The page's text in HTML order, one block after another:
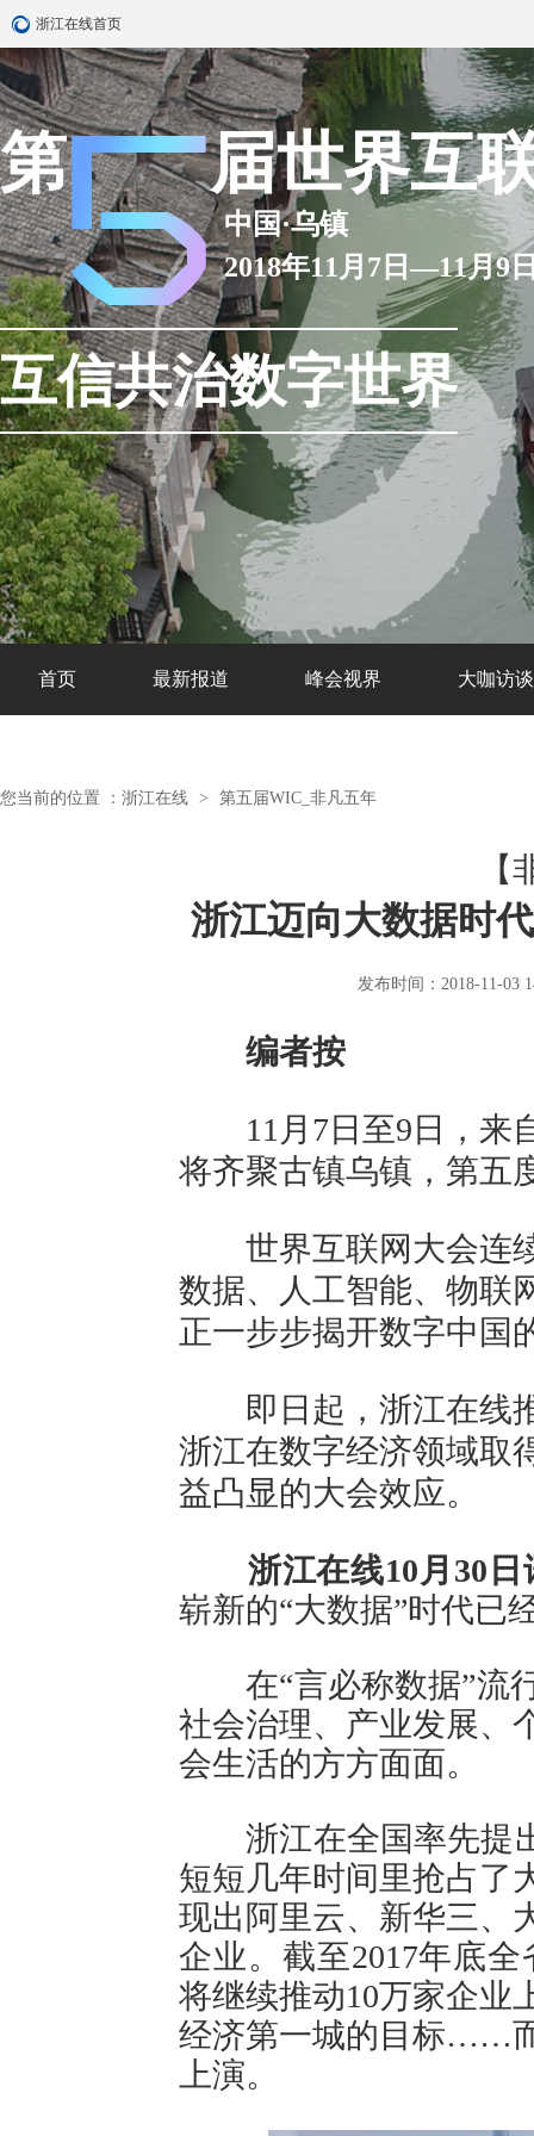
浙江在线首页
第 届世界互
中国·乌镇
2018年11月7日—11月9
互信共治数字世界
首页 最新报道 峰会视界 大咖访谈
您当前的位置 ： 浙江在线 > 第五届WIC_非凡五年
浙江迈向大数据时
发布时间：2018-11-03
编者按
11月7日至9日，来自
将齐聚古镇乌镇，第五
世界互联网大会连续
数据、人工智能、物
正一步步揭开数字中国
即日起，浙江在线推
浙江在数字经济领域取
益凸显的大会效应。
浙江在线10月30
崭新的“大数据”时代已
在“言必称数据”流行
社会治理、产业发展、
会生活的方方面面。
浙江在全国率先提出
短短几年时间里抢占了
现出阿里云、新华三、
企业。截至2017年底
将继续推动10万家企业
经济第一城的目标……
上演。